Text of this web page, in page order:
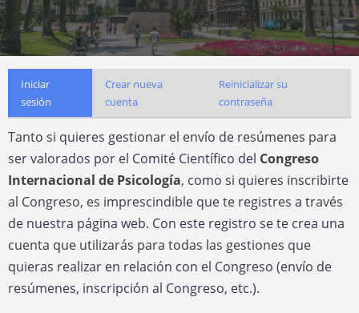
Primary
tabs
Iniciar
sesión
activa)
Crear nueva
cuenta
Reinicializar su
contraseña
Tanto si quieres gestionar el envío de resúmenes para
ser valorados por el Comité Científico del Congreso
Internacional de Psicología, como si quieres inscribirte
al Congreso, es imprescindible que te registres a través
de nuestra página web. Con este registro se te crea una
cuenta que utilizarás para todas las gestiones que
quieras realizar en relación con el Congreso (envío de
resúmenes, inscripción al Congreso, etc.).